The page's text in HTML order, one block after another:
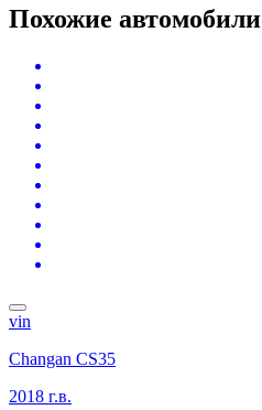
Похожие автомобили
vin
Changan CS35
2018 г.в.